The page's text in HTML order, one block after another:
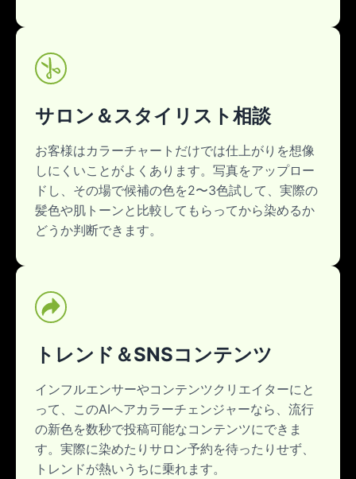
サロン＆スタイリスト相談
お客様はカラーチャートだけでは仕上がりを想像
しにくいことがよくあります。写真をアップロー
ドし、その場で候補の色を2〜3色試して、実際の
髪色や肌トーンと比較してもらってから染めるか
どうか判断できます。
トレンド＆SNSコンテンツ
インフルエンサーやコンテンツクリエイターにと
って、このAIヘアカラーチェンジャーなら、流行
の新色を数秒で投稿可能なコンテンツにできま
す。実際に染めたりサロン予約を待ったりせず、
トレンドが熱いうちに乗れます。